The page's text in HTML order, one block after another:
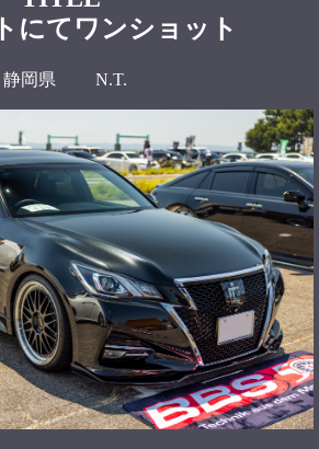
にてワンショット
静岡県 N.T.